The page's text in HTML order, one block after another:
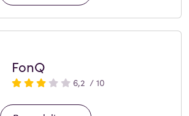
FonQ
6,2 / 10